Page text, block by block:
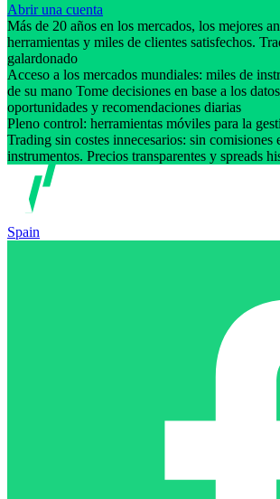
Abrir una cuenta
Más de 20 años en los mercados, los mejores
herramientas y miles de clientes satisfechos.
galardonado
Acceso a los mercados mundiales: miles de
de su mano Tome decisiones en base a los
oportunidades y recomendaciones diarias
Pleno control: herramientas móviles para la
Trading sin costes innecesarios: sin comisiones
instrumentos. Precios transparentes y spreads
Spain